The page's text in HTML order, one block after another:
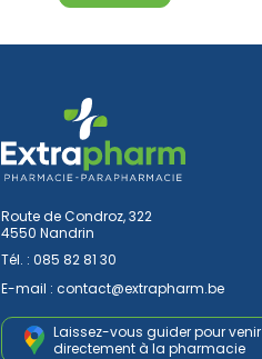
Route de Condroz, 322
4550 Nandrin
Tél. : 085 82 81 30
E-mail : contact@extrapharm.be
Laissez-vous guider pour venir
directement à la pharmacie